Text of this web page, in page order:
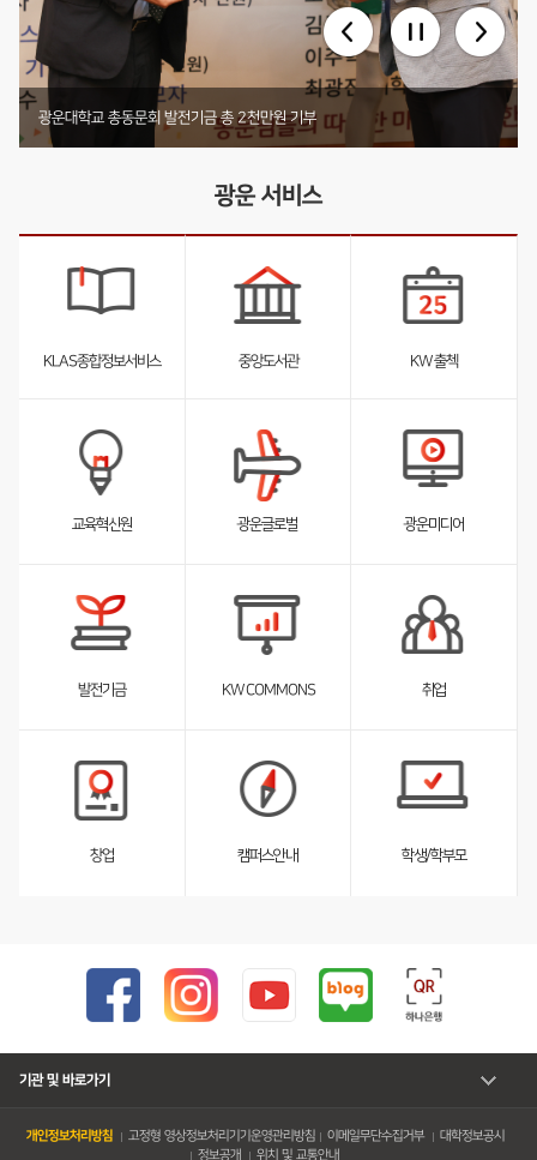
기부 내역 전체 보러가기
부동산법무학과 박사동문, 발전기금 4천2백12만원 기부
미디어커뮤니케이션학부 둥지장학회, 1천4백61만원 기탁
광운대학교 총동문회 발전기금 총 2천만원 기부
광운 서비스
KLAS종합정보서비스 중앙도서관 KW 출첵
브
스
트
침
교육혁신원
브
리
스
트
침
광운글로벌
브
리
스
트
침
광운미디어
발전기금 KW COMMONS
브
리
스
트
침
취업
창업
브
리
스
트
침
캠퍼스안내
브
리
스
침
학생/학부모
기관 및 바로가기
개인정보처리방침 고정형 영상정보처리기기운영관리방침 이메일무단수집거부
대학정보공시
정보공개
위치 및 교통안내